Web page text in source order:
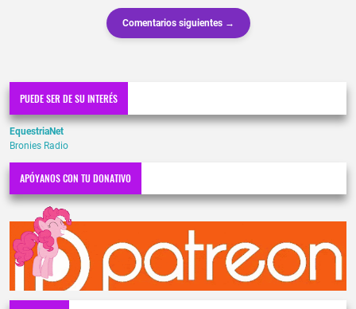
Comentarios siguientes →
PUEDE SER DE SU INTERÉS
EquestriaNet
Bronies Radio
APÓYANOS CON TU DONATIVO